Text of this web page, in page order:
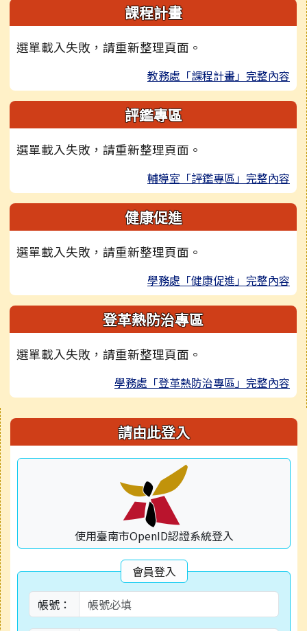
課程計畫
選單載入失敗，請重新整理頁面。
教務處「課程計畫」完整內容
評鑑專區
選單載入失敗，請重新整理頁面。
輔導室「評鑑專區」完整內容
健康促進
選單載入失敗，請重新整理頁面。
學務處「健康促進」完整內容
登革熱防治專區
選單載入失敗，請重新整理頁面。
學務處「登革熱防治專區」完整內容
右邊區域內容 請由此登入
使用臺南市OpenID認證系統登入
會員登入
帳號：